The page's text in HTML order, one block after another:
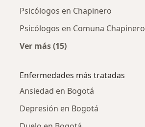
Psicólogos en Chapinero
Psicólogos en Comuna Chapinero
Ver más (15)
Enfermedades más tratadas
Ansiedad en Bogotá
Depresión en Bogotá